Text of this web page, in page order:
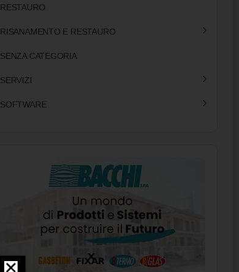
RESTAURO
RISANAMENTO E RESTAURO
SENZA CATEGORIA
SERVIZI
SOFTWARE